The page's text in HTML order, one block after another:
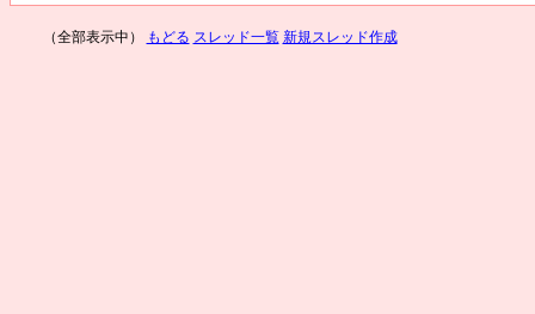
（全部表示中） もどる スレッド一覧 新規スレッド作成